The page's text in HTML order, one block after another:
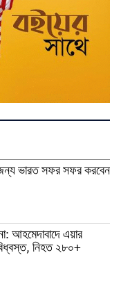
ভারত সফর সফর করবেন
আহমেদাবাদে এয়ার
বিধ্বস্ত, নিহত ২৮০+